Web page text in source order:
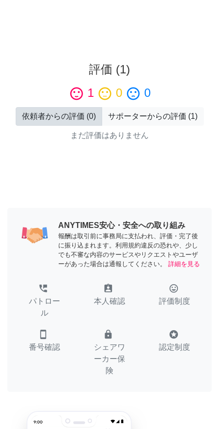
評価 (1)
sentiment_satisfied 1 sentiment_neutral 0 sentiment_dissatisfied 0
依頼者からの評価 (0) サポーターからの評価 (1)
まだ評価はありません
ANYTIMES安心・安全への取り組み
報酬は取引前に事務局に支払われ、評価・完了後
に振り込まれます。利用規約違反の恐れや、少し
でも不審な内容のサービスやリクエストやユーザ
ーがあった場合は通報してください。
詳細を見る
perm_phone_msg
パトロー
ル
assignment_ind
本人確認
tag_faces
評価制度
smartphone
番号確認
lock
シェアワ
ーカー保
険
stars
認定制度